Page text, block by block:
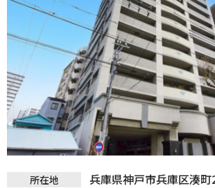
所在地 兵庫県神戸市兵庫区湊